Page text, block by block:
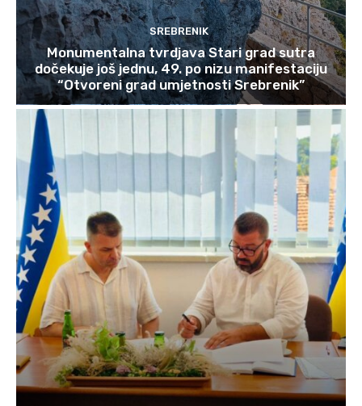
SREBRENIK
Monumentalna tvrdjava Stari grad sutra
dočekuje još jednu, 49. po nizu manifestaciju
“Otvoreni grad umjetnosti Srebrenik”